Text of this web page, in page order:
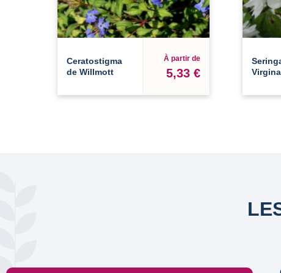
Ceratostigma
de Willmott
À partir de
5,33 €